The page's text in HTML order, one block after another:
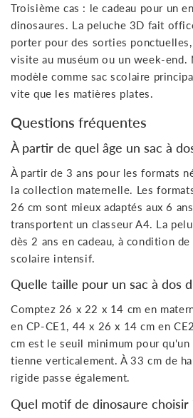
Troisième cas : le cadeau pour un
dinosaures. La peluche 3D fait
porter pour des sorties
visite au muséum ou un week-end.
modèle comme sac scolaire
vite que les matières plates.
Questions fréquentes
À partir de quel âge un sac à
À partir de 3 ans pour les formats
la collection maternelle. Les
26 cm sont mieux adaptés aux 6
transportent un classeur A4. La
dès 2 ans en cadeau, à condition
scolaire intensif.
Quelle taille pour un sac à dos
Comptez 26 x 22 x 14 cm en
en CP-CE1, 44 x 26 x 14 cm en
cm est le seuil minimum pour qu'un
tienne verticalement. À 33 cm de
rigide passe également.
Quel motif de dinosaure choisir